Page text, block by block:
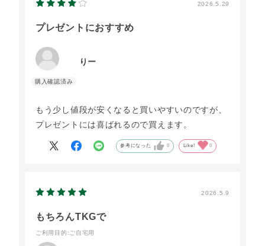
2026.5.29
プレゼントにおすすめ
りー
もう少し値段が安くなると買いやすいのですが、
プレゼントには喜ばれるので買えます。
参考になった 0 Like! 0
2026.5.9
もちろんTKGで
ご利用目的 :ご自宅用